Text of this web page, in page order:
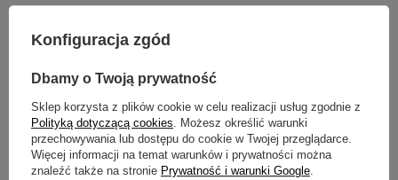
Konfiguracja zgód
Dbamy o Twoją prywatność
Sklep korzysta z plików cookie w celu realizacji usług zgodnie z
Polityką dotyczącą cookies . Możesz określić warunki
przechowywania lub dostępu do cookie w Twojej przeglądarce.
Więcej informacji na temat warunków i prywatności można
znaleźć także na stronie Prywatność i warunki Google